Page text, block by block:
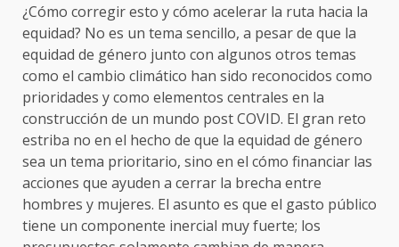
¿Cómo corregir esto y cómo acelerar la ruta hacia la
equidad? No es un tema sencillo, a pesar de que la
equidad de género junto con algunos otros temas
como el cambio climático han sido reconocidos como
prioridades y como elementos centrales en la
construcción de un mundo post COVID. El gran reto
estriba no en el hecho de que la equidad de género
sea un tema prioritario, sino en el cómo financiar las
acciones que ayuden a cerrar la brecha entre
hombres y mujeres. El asunto es que el gasto público
tiene un componente inercial muy fuerte; los